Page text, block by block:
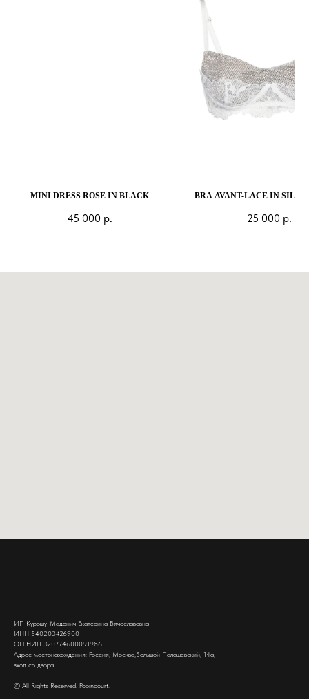
MINI DRESS ROSE IN BLACK
45 000 р.
BRA AVANT-LACE IN
25 000 р.
ИП Курошу-Мадонич Екатерина Вячеславовна
ИНН 540203426900
ОГРНИП 320774600091986
Адрес местонахождения: Россия, Москва,Большой Палашёвский, 14а,
вход со двора
© All Rights Reserved. Popincourt.